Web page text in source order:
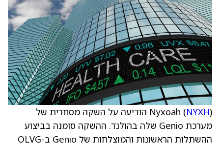
Nyxoah (NYXH
) הודיעה על השקה מסחרית של
מערכת Genio שלה בהולנד. ההשקה סומנה בביצוע
ההשתלות הראשונות והמוצלחות של Genio ב-OLVG